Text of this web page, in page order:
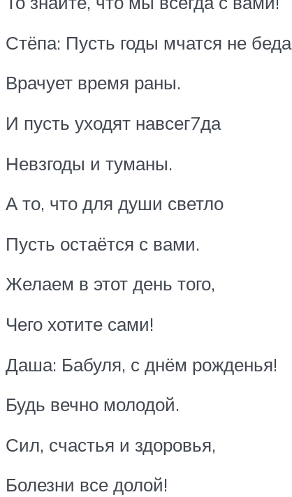
Стёпа: Пусть годы мчатся не беда
Врачует время раны.
И пусть уходят навсег7да
Невзгоды и туманы.
А то, что для души светло
Пусть остаётся с вами.
Желаем в этот день того,
Чего хотите сами!
Даша: Бабуля, с днём рожденья!
Будь вечно молодой.
Сил, счастья и здоровья,
Болезни все долой!